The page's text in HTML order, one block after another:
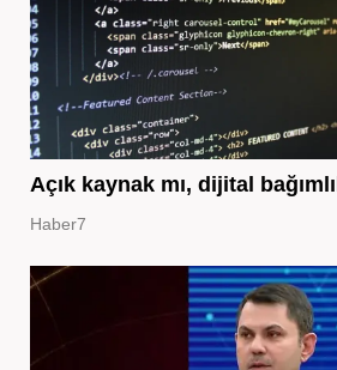
Açık kaynak mı, dijital
Haber7